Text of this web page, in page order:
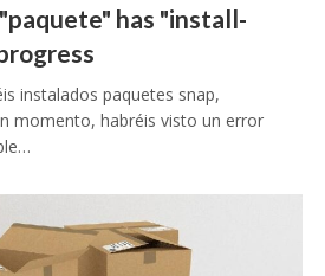
" has "install-
instalados paquetes snap,
momento, habréis visto un error